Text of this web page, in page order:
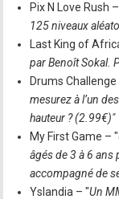
Pix N Love Rush
125 niveaux
Last King of
par Benoît Sokal.
Drums
mesurez à l’un
hauteur ? (2.99€)"
My First Game – "
âgés de 3 à 6 ans
accompagné de
Yslandia – "Un